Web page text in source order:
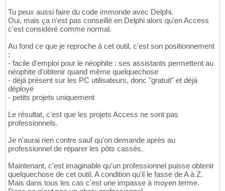
Tu peux aussi faire du code immonde avec Delphi.
Oui, mais ça n'est pas conseillé en Delphi alors qu'en Access
c'est considéré comme normal.
Au fond ce que je reproche à cet outil, c'est son positionnement
:
- facile d'emploi pour le néophite : ses assistants permettent au
néophite d'obtenir quand même quelquechose
- déjà présent sur les PC utilisateurs, donc "gratuit" et déjà
déployé
- petits projets uniquement
Le résultat, c'est que les projets Access ne sont pas
professionnels.
Je n'aurai rien contre sauf qu'on demande après au
professionnel de réparer les pôts cassés.
Maintenant, c'est imaginable qu'un professionnel puisse obtenir
quelquechose de cet outil. A condition qu'il le fasse de A à Z.
Mais dans tous les cas c'est une impasse à moyen terme.